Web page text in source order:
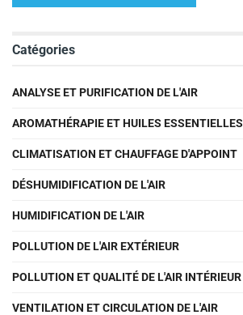
Catégories
ANALYSE ET PURIFICATION DE L'AIR
AROMATHÉRAPIE ET HUILES ESSENTIELLES
CLIMATISATION ET CHAUFFAGE D'APPOINT
DÉSHUMIDIFICATION DE L'AIR
HUMIDIFICATION DE L'AIR
POLLUTION DE L'AIR EXTÉRIEUR
POLLUTION ET QUALITÉ DE L'AIR INTÉRIEUR
VENTILATION ET CIRCULATION DE L'AIR